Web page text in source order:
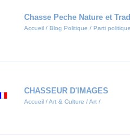
Chasse Peche Nature et
Accueil / Blog Politique / Parti
CHASSEUR D'IMAGES
Accueil / Art & Culture / Art /